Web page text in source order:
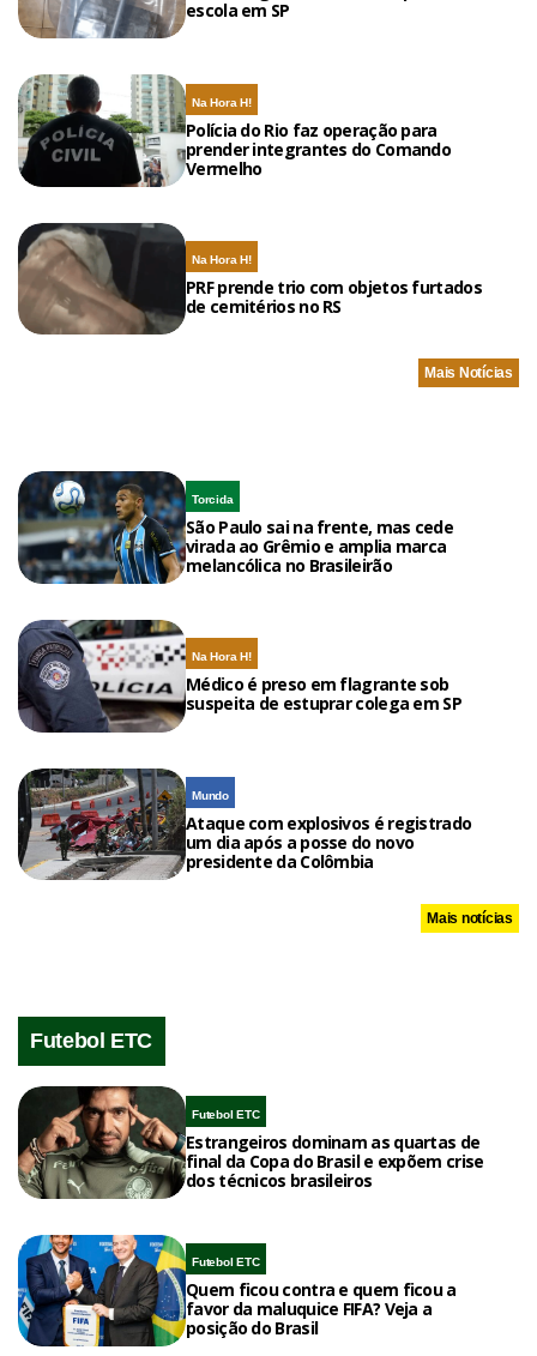
escola em SP
Na Hora H!
Polícia do Rio faz operação para
prender integrantes do Comando
Vermelho
Na Hora H!
PRF prende trio com objetos furtados
de cemitérios no RS
Mais Notícias
Torcida
São Paulo sai na frente, mas cede
virada ao Grêmio e amplia marca
melancólica no Brasileirão
Na Hora H!
Médico é preso em flagrante sob
suspeita de estuprar colega em SP
Mundo
Ataque com explosivos é registrado
um dia após a posse do novo
presidente da Colômbia
Mais notícias
Futebol ETC
Futebol ETC
Estrangeiros dominam as quartas de
final da Copa do Brasil e expõem crise
dos técnicos brasileiros
Futebol ETC
Quem ficou contra e quem ficou a
favor da maluquice FIFA? Veja a
posição do Brasil